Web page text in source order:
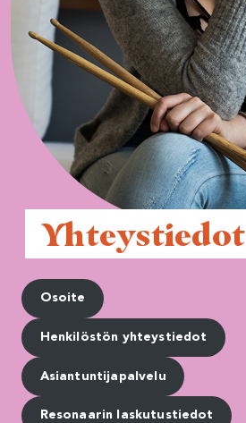
Yhteystiedot
Osoite
Henkilöstön yhteystiedot
Asiantuntijapalvelu
Resonaarin laskutustiedot